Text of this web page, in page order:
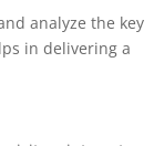
analyze the key
in delivering a